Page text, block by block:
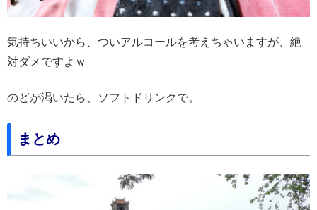
気持ちいいから、ついアルコールを考えちゃいますが、絶
対ダメですよｗ
のどが渇いたら、ソフトドリンクで。
まとめ